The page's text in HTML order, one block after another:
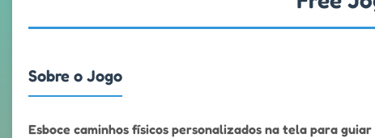
Sobre o Jogo
Esboce caminhos físicos personalizados na tela para